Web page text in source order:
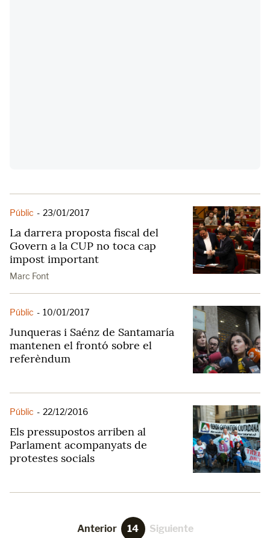
Públic - 23/01/2017
La darrera proposta fiscal del
Govern a la CUP no toca cap
impost important
Marc Font
Públic - 10/01/2017
Junqueras i Saénz de Santamaría
mantenen el frontó sobre el
referèndum
Públic - 22/12/2016
Els pressupostos arriben al
Parlament acompanyats de
protestes socials
Anterior 14 Siguiente